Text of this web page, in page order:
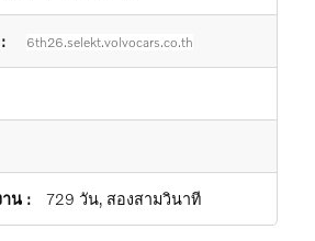
6th26.selekt.volvocars.co.th
729 วัน, สองสามวินาที